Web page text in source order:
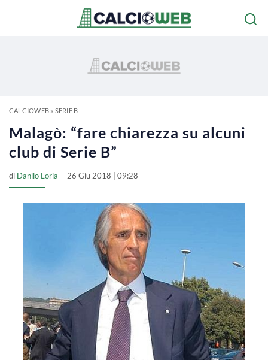
CALCIOWEB» SERIE B
Malagò: “fare chiarezza su alcuni
club di Serie B”
di Danilo Loria 26 Giu 2018 | 09:28